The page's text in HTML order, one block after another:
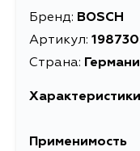
Бренд: BOSCH
Артикул:
Страна:
Характеристики
EAN-13
Применимость